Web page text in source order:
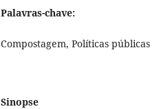
Palavras-chave:
Compostagem, Políticas públicas
Sinopse